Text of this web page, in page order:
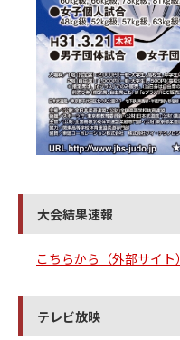
大会結果速報
こちらから（外部サイト）
テレビ放映